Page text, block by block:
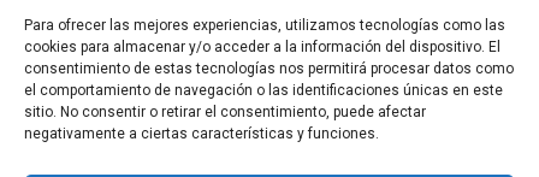
Para ofrecer las mejores experiencias, utilizamos tecnologías como las
cookies para almacenar y/o acceder a la información del dispositivo. El
consentimiento de estas tecnologías nos permitirá procesar datos como
el comportamiento de navegación o las identificaciones únicas en este
sitio. No consentir o retirar el consentimiento, puede afectar
negativamente a ciertas características y funciones.
Ayuda
Contacto
Aviso Legal